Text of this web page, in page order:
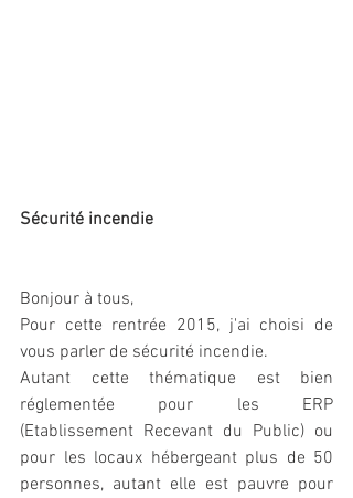
Sécurité incendie
Bonjour à tous,
Pour cette rentrée 2015, j'ai choisi de
vous parler de sécurité incendie.
Autant cette thématique est bien
réglementée pour les ERP
(Etablissement Recevant du Public) ou
pour les locaux hébergeant plus de 50
personnes, autant elle est pauvre pour